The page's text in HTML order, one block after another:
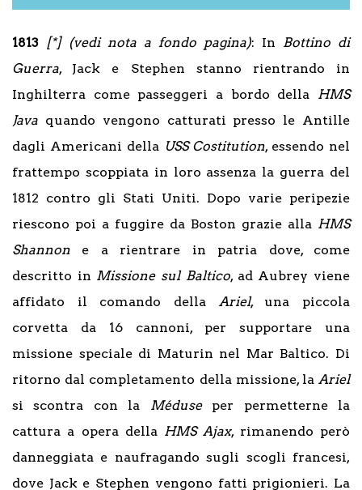
1813 [*] (vedi nota a fondo pagina): In Bottino di
Guerra, Jack e Stephen stanno rientrando in
Inghilterra come passeggeri a bordo della HMS
Java quando vengono catturati presso le Antille
dagli Americani della USS Costitution, essendo nel
frattempo scoppiata in loro assenza la guerra del
1812 contro gli Stati Uniti. Dopo varie peripezie
riescono poi a fuggire da Boston grazie alla HMS
Shannon e a rientrare in patria dove, come
descritto in Missione sul Baltico, ad Aubrey viene
affidato il comando della Ariel, una piccola
corvetta da 16 cannoni, per supportare una
missione speciale di Maturin nel Mar Baltico. Di
ritorno dal completamento della missione, la Ariel
si scontra con la Méduseper permetterne la
cattura a opera dellaHMS Ajax, rimanendo però
danneggiata e naufragando sugli scogli francesi,
dove Jack e Stephen vengono fatti prigionieri. La